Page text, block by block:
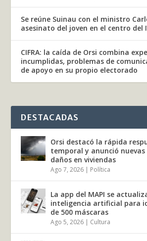
Se reúne Suinau con el ministro
asesinato del joven en el centro del
CIFRA: la caída de Orsi combina
incumplidas, problemas de
de apoyo en su propio electorado
DESTACADAS
Orsi destacó la rápida
temporal y anunció
daños en viviendas
Ago 7, 2026 | Política
La app del MAPI se
inteligencia artificial para
de 500 máscaras
Ago 5, 2026 | Cultura